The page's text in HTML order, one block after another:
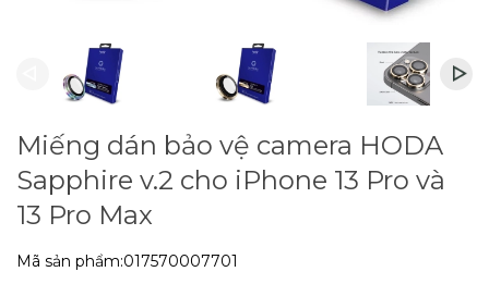
Miếng dán bảo vệ camera HODA
Sapphire v.2 cho iPhone 13 Pro và
13 Pro Max
Mã sản phẩm:017570007701